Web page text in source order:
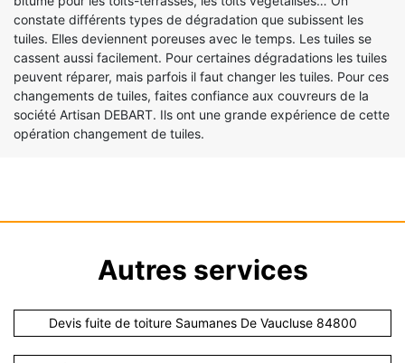
constate différents types de dégradation que subissent les
tuiles. Elles deviennent poreuses avec le temps. Les tuiles se
cassent aussi facilement. Pour certaines dégradations les tuiles
peuvent réparer, mais parfois il faut changer les tuiles. Pour ces
changements de tuiles, faites confiance aux couvreurs de la
société Artisan DEBART. Ils ont une grande expérience de cette
opération changement de tuiles.
Autres services
Devis fuite de toiture Saumanes De Vaucluse 84800